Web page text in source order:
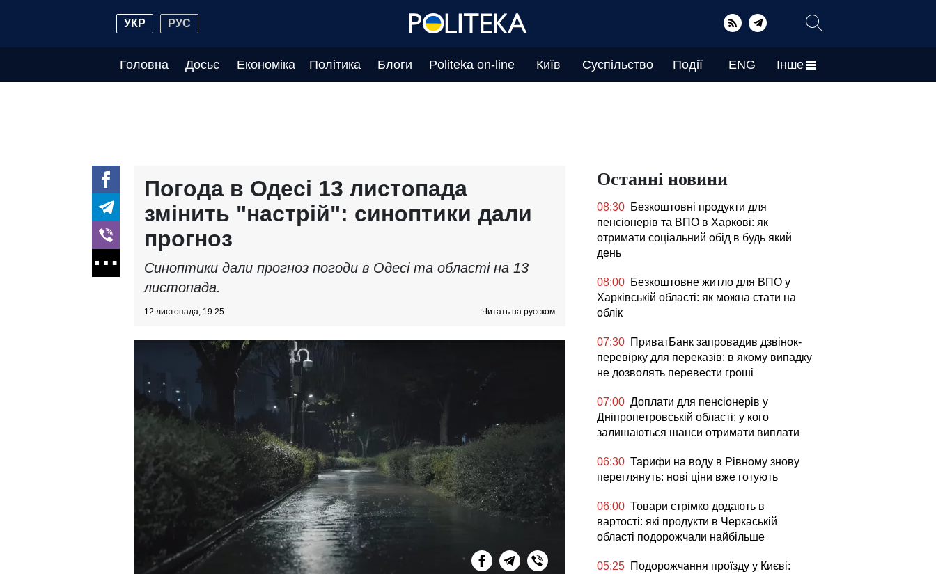
УКР РУС
Головна Досьє Економіка Політика Блоги Politeka on-line Київ Суспільство Події ENG Інше
Погода в Одесі 13 листопада
змінить "настрій": синоптики дали
прогноз
Синоптики дали прогноз погоди в Одесі та області на 13
листопада.
12 листопада, 19:25 Читать на русском
Останні новини
08:30 Безкоштовні продукти для
пенсіонерів та ВПО в Харкові: як
отримати соціальний обід в будь який
день
08:00 Безкоштовне житло для ВПО у
Харківській області: як можна стати на
облік
07:30 ПриватБанк запровадив дзвінок-
перевірку для переказів: в якому випадку
не дозволять перевести гроші
07:00 Доплати для пенсіонерів у
Дніпропетровській області: у кого
залишаються шанси отримати виплати
06:30 Тарифи на воду в Рівному знову
переглянуть: нові ціни вже готують
06:00 Товари стрімко додають в
вартості: які продукти в Черкаській
області подорожчали найбільше
05:25 Подорожчання проїзду у Києві: